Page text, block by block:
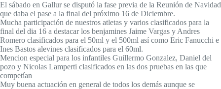
El sábado en Gallur se disputó la fase previa de la Reunión de Navidad
que daba el pase a la final del próximo 16 de Diciembre.
Mucha participación de nuestros atletas y varios clasificados para la
final del dia 16 a destacar los benjamines Jaime Vargas y Andres
Romero clasificados para el 50ml y el 500ml así como Eric Fanucchi e
Ines Bastos alevines clasificados para el 60ml.
Mencion especial para los infantiles Guillermo Gonzalez, Daniel del
pozo y Nicolas Lamperti clasificados en las dos pruebas en las que
competían
Muy buena actuación en general de todos los demás aunque se